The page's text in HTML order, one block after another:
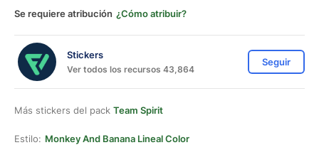
Se requiere atribución ¿Cómo atribuir?
Stickers
Ver todos los recursos 43,864
Seguir
Más stickers del pack Team Spirit
Estilo: Monkey And Banana Lineal Color